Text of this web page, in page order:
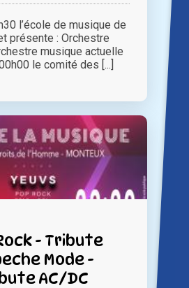
l’école de musique de
présente : Orchestre
musique actuelle
le comité des [...]
- Tribute
Mode -
AC/DC